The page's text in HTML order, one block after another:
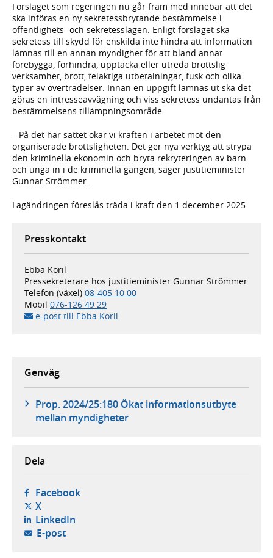
Förslaget som regeringen nu går fram med innebär att det
ska införas en ny sekretessbrytande bestämmelse i
offentlighets- och sekretesslagen. Enligt förslaget ska
sekretess till skydd för enskilda inte hindra att information
lämnas till en annan myndighet för att bland annat
förebygga, förhindra, upptäcka eller utreda brottslig
verksamhet, brott, felaktiga utbetalningar, fusk och olika
typer av överträdelser. Innan en uppgift lämnas ut ska det
göras en intresseavvägning och viss sekretess undantas från
bestämmelsens tillämpningsområde.
– På det här sättet ökar vi kraften i arbetet mot den
organiserade brottsligheten. Det ger nya verktyg att strypa
den kriminella ekonomin och bryta rekryteringen av barn
och unga in i de kriminella gängen, säger justitieminister
Gunnar Strömmer.
Lagändringen föreslås träda i kraft den 1 december 2025.
Presskontakt
Ebba Koril
Pressekreterare hos justitieminister Gunnar Strömmer
Telefon (växel) 08-405 10 00
Mobil 076-126 49 29
e-post till Ebba Koril
Genväg
Prop. 2024/25:180 Ökat informationsutbyte
mellan myndigheter
Dela
Facebook- öppnas i ny flik, extern webbplats,
X- öppnas i ny flik, extern webbplats,
LinkedIn- öppnas i ny flik, extern webbplats,
E-post- öppnar din e-postklient,